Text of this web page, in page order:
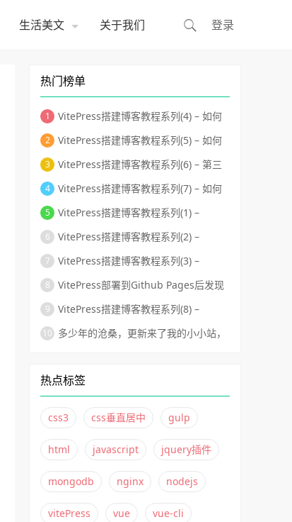
生活美文 关于我们 登录
热门榜单
VitePress搭建博客教程系列(4) – 如何
自定义首页布局和主题样式修改？
VitePress搭建博客教程系列(5) – 如何
自定义页面模板、给页面添加独有的
className和使页面标题变成侧边目
录？
VitePress搭建博客教程系列(6) – 第三
方组件库的使用-搭建组件库文档
VitePress搭建博客教程系列(7) – 如何
用Github Actions自动化部署到Github
Pages？
VitePress搭建博客教程系列(1) –
VitePress的安装和运行
VitePress搭建博客教程系列(2) –
VitePress默认首页、头部导航和左侧导
航配置
VitePress搭建博客教程系列(3) –
VitePress页脚、标题logo、最后更新
时间等相关细节配置
VitePress部署到Github Pages后发现
样式全错乱了怎么办？
VitePress搭建博客教程系列(8) –
vitePress如何非自动化部署到Github
多少年的沧桑，更新来了我的小小站，
热点标签
css3 css垂直居中 gulp
html javascript jquery插件
mongodb nginx nodejs
vitePress vue vue-cli